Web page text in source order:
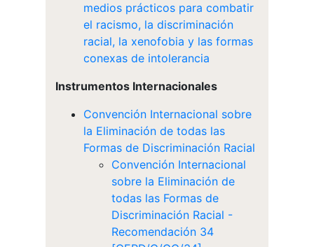
medios prácticos para combatir
el racismo, la discriminación
racial, la xenofobia y las formas
conexas de intolerancia
Instrumentos Internacionales
Convención Internacional sobre
la Eliminación de todas las
Formas de Discriminación Racial
Convención Internacional
sobre la Eliminación de
todas las Formas de
Discriminación Racial -
Recomendación 34